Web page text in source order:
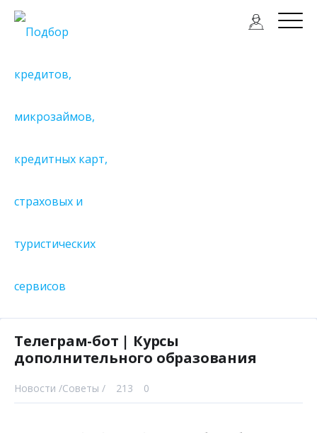
Телеграм-бот | Курсы
дополнительного образования
Новости /Советы / 213 0